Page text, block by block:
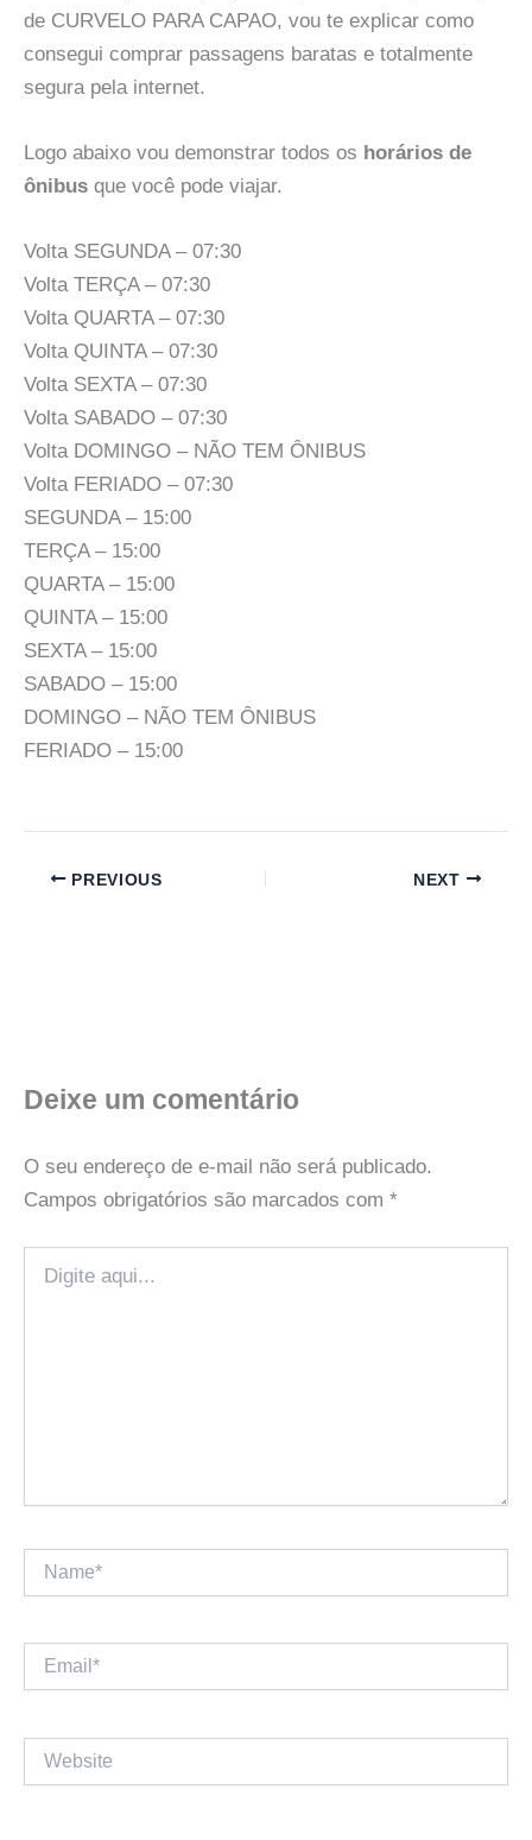
de CURVELO PARA CAPAO, vou te explicar como
consegui comprar passagens baratas e totalmente
segura pela internet.
Logo abaixo vou demonstrar todos os horários de
ônibus que você pode viajar.
Volta SEGUNDA – 07:30
Volta TERÇA – 07:30
Volta QUARTA – 07:30
Volta QUINTA – 07:30
Volta SEXTA – 07:30
Volta SABADO – 07:30
Volta DOMINGO – NÃO TEM ÔNIBUS
Volta FERIADO – 07:30
SEGUNDA – 15:00
TERÇA – 15:00
QUARTA – 15:00
QUINTA – 15:00
SEXTA – 15:00
SABADO – 15:00
DOMINGO – NÃO TEM ÔNIBUS
FERIADO – 15:00
PREVIOUS NEXT
Deixe um comentário
O seu endereço de e-mail não será publicado.
Campos obrigatórios são marcados com *
aqui...
Email*